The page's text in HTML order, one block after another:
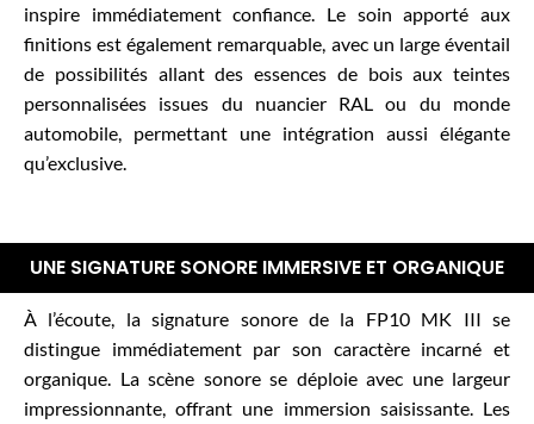
inspire immédiatement confiance. Le soin apporté aux
finitions est également remarquable, avec un large éventail
de possibilités allant des essences de bois aux teintes
personnalisées issues du nuancier RAL ou du monde
automobile, permettant une intégration aussi élégante
qu’exclusive.
UNE SIGNATURE SONORE IMMERSIVE ET ORGANIQUE
À l’écoute, la signature sonore de la FP10 MK III se
distingue immédiatement par son caractère incarné et
organique. La scène sonore se déploie avec une largeur
impressionnante, offrant une immersion saisissante. Les